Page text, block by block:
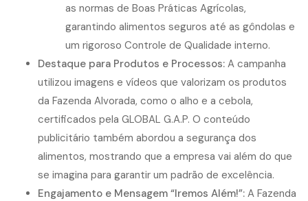
as normas de Boas Práticas Agrícolas,
garantindo alimentos seguros até as gôndolas e
um rigoroso Controle de Qualidade interno.
Destaque para Produtos e Processos: A campanha
utilizou imagens e vídeos que valorizam os produtos
da Fazenda Alvorada, como o alho e a cebola,
certificados pela GLOBAL G.A.P. O conteúdo
publicitário também abordou a segurança dos
alimentos, mostrando que a empresa vai além do que
se imagina para garantir um padrão de excelência.
Engajamento e Mensagem “Iremos Além!”: A Fazenda